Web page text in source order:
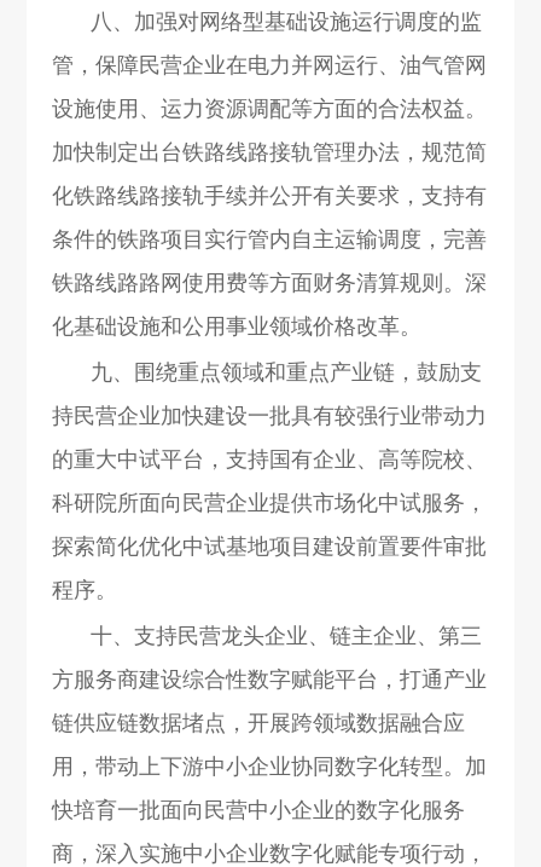
八、加强对网络型基础设施运行调度的监
管，保障民营企业在电力并网运行、油气管网
设施使用、运力资源调配等方面的合法权益。
加快制定出台铁路线路接轨管理办法，规范简
化铁路线路接轨手续并公开有关要求，支持有
条件的铁路项目实行管内自主运输调度，完善
铁路线路路网使用费等方面财务清算规则。深
化基础设施和公用事业领域价格改革。
九、围绕重点领域和重点产业链，鼓励支
持民营企业加快建设一批具有较强行业带动力
的重大中试平台，支持国有企业、高等院校、
科研院所面向民营企业提供市场化中试服务，
探索简化优化中试基地项目建设前置要件审批
程序。
十、支持民营龙头企业、链主企业、第三
方服务商建设综合性数字赋能平台，打通产业
链供应链数据堵点，开展跨领域数据融合应
用，带动上下游中小企业协同数字化转型。加
快培育一批面向民营中小企业的数字化服务
商，深入实施中小企业数字化赋能专项行动，